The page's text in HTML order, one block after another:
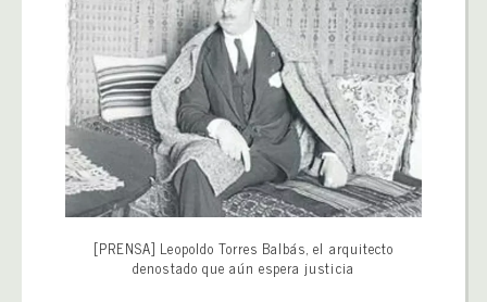
[PRENSA] Leopoldo Torres Balbás, el arquitecto
denostado que aún espera justicia